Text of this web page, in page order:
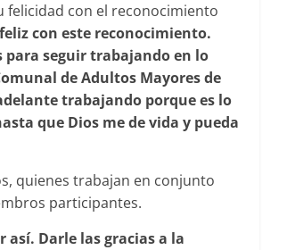
felicidad con el reconocimiento
con este reconocimiento.
para seguir trabajando en lo
de Adultos Mayores de
trabajando porque es lo
que Dios me de vida y pueda
quienes trabajan en conjunto
participantes.
así. Darle las gracias a la